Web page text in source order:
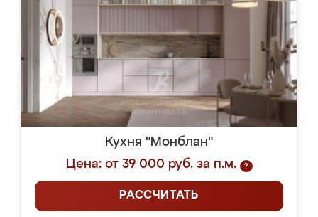
Кухня "Монблан"
Цена: от 39 000 руб. за п.м.
?
РАССЧИТАТЬ